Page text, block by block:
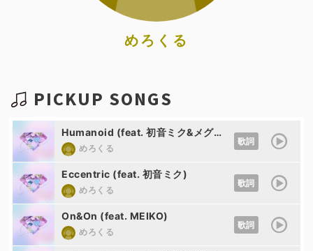
めろくる
PICKUP SONGS
Humanoid (feat. 初音ミク&メグッポイド&SARAH)
めろくる
歌詞
Eccentric (feat. 初音ミク)
めろくる
歌詞
On&On (feat. MEIKO)
めろくる
歌詞